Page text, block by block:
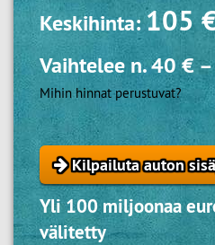
Keskihinta:105
Vaihtelee n.40 €
Mihin hinnat perustuvat?
Kilpailuta auton
Yli 100 miljoonaa
välitetty